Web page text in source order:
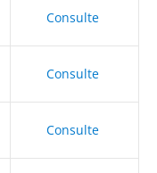
Consulte
Consulte
Consulte